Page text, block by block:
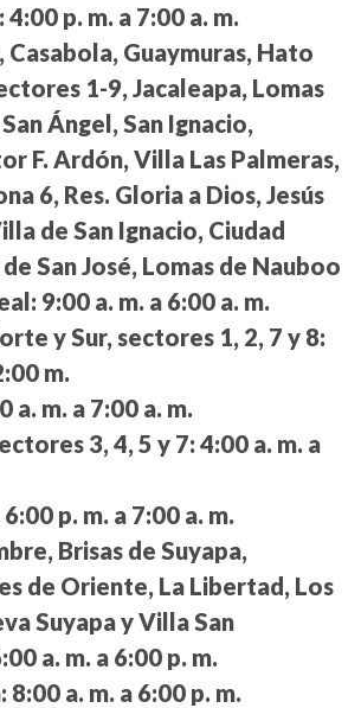
4:00 p. m. a 7:00 a. m.
Guaymuras, Hato
1-9, Jacaleapa, Lomas
Ángel, San Ignacio,
F. Ardón, Villa Las Palmeras,
6, Res. Gloria a Dios, Jesús
de San Ignacio, Ciudad
San José, Lomas de Nauboo
9:00 a. m. a 6:00 a. m.
y Sur, sectores 1, 2, 7 y 8:
m.
a. m. a 7:00 a. m.
3, 4, 5 y 7: 4:00 a. m. a
6:00 p. m. a 7:00 a. m.
Brisas de Suyapa,
de Oriente, La Libertad, Los
Suyapa y Villa San
a. m. a 6:00 p. m.
8:00 a. m. a 6:00 p. m.